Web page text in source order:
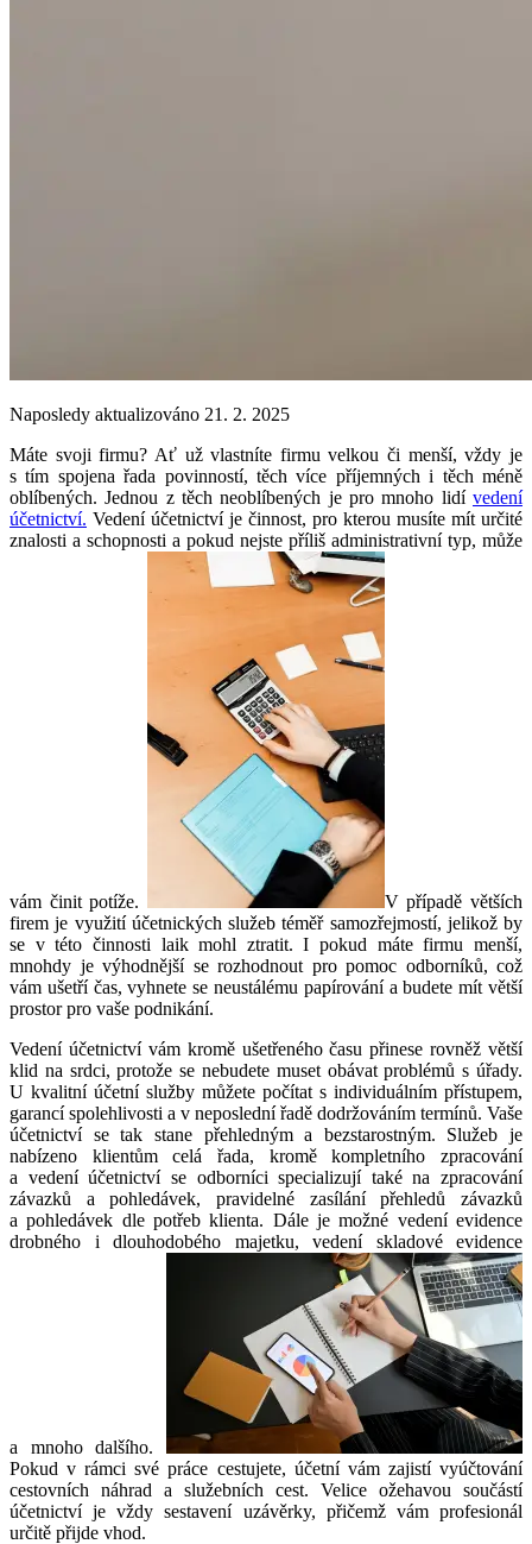
Naposledy aktualizováno 21. 2. 2025
Máte svoji firmu? Ať už vlastníte firmu velkou či menší, vždy je
s tím spojena řada povinností, těch více příjemných i těch méně
oblíbených. Jednou z těch neoblíbených je pro mnoho lidí vedení
účetnictví. Vedení účetnictví je činnost, pro kterou musíte mít určité
znalosti a schopnosti a pokud nejste příliš administrativní typ, může
vám činit potíže.
V případě větších
firem je využití účetnických služeb téměř samozřejmostí, jelikož by
se v této činnosti laik mohl ztratit. I pokud máte firmu menší,
mnohdy je výhodnější se rozhodnout pro pomoc odborníků, což
vám ušetří čas, vyhnete se neustálému papírování a budete mít větší
prostor pro vaše podnikání.
Vedení účetnictví vám kromě ušetřeného času přinese rovněž větší
klid na srdci, protože se nebudete muset obávat problémů s úřady.
U kvalitní účetní služby můžete počítat s individuálním přístupem,
garancí spolehlivosti a v neposlední řadě dodržováním termínů. Vaše
účetnictví se tak stane přehledným a bezstarostným. Služeb je
nabízeno klientům celá řada, kromě kompletního zpracování
a vedení účetnictví se odborníci specializují také na zpracování
závazků a pohledávek, pravidelné zasílání přehledů závazků
a pohledávek dle potřeb klienta. Dále je možné vedení evidence
drobného i dlouhodobého majetku, vedení skladové evidence
a mnoho dalšího.
Pokud v rámci své práce cestujete, účetní vám zajistí vyúčtování
cestovních náhrad a služebních cest. Velice ožehavou součástí
účetnictví je vždy sestavení uzávěrky, přičemž vám profesionál
určitě přijde vhod.